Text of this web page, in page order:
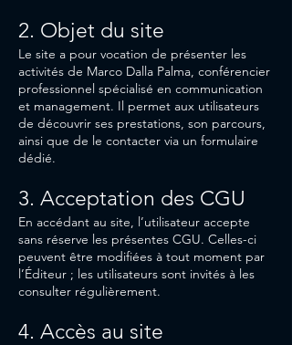
2. Objet du site
Le site a pour vocation de présenter les
activités de Marco Dalla Palma, conférencier
professionnel spécialisé en communication
et management. Il permet aux utilisateurs
de découvrir ses prestations, son parcours,
ainsi que de le contacter via un formulaire
dédié.
3. Acceptation des CGU
En accédant au site, l’utilisateur accepte
sans réserve les présentes CGU. Celles-ci
peuvent être modifiées à tout moment par
l’Éditeur ; les utilisateurs sont invités à les
consulter régulièrement.
4. Accès au site